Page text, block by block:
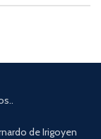
de Irigoyen